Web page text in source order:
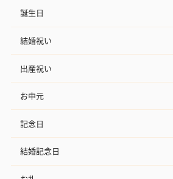
誕生日
結婚祝い
出産祝い
お中元
記念日
結婚記念日